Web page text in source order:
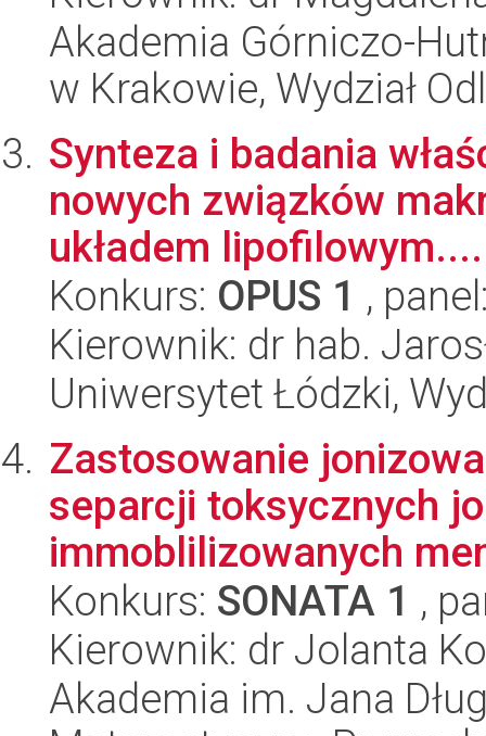
Akademia Górniczo-
w Krakowie, Wydział
Synteza i badania
nowych związków
układem lipofilowym....
Konkurs: OPUS 1 ,
Kierownik: dr hab.
Uniwersytet Łódzki,
Zastosowanie
separcji toksycznych
immoblilizowanych
Konkurs: SONATA 1 ,
Kierownik: dr Jolanta
Akademia im. Jana